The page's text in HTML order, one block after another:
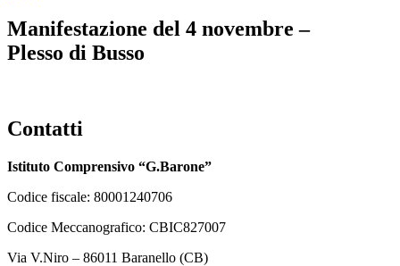
Manifestazione del 4 novembre –
Plesso di Busso
Contatti
Istituto Comprensivo “G.Barone”
Codice fiscale: 80001240706
Codice Meccanografico: CBIC827007
Via V.Niro – 86011 Baranello (CB)